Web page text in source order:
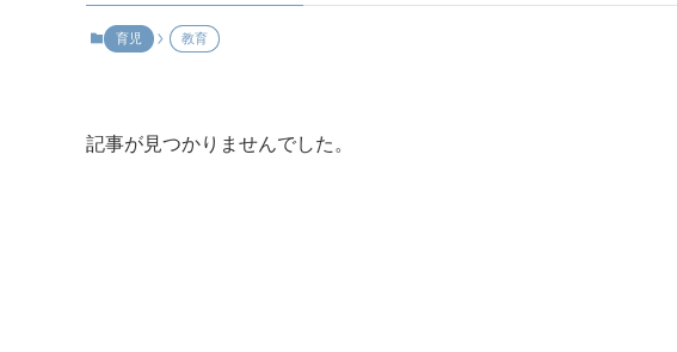
育児 教育
記事が見つかりませんでした。